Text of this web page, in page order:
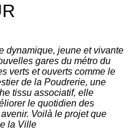
dynamique, jeune et vivante
gares du métro du
verts et ouverts comme le
de la Poudrerie, une
tissu associatif, elle
le quotidien des
Voilà le projet que
la Ville